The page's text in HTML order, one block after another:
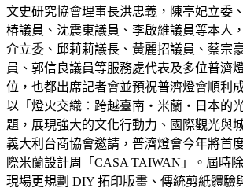
文史研究協會理事長洪忠義，陳亭妃立委
椿議員、沈震東議員、李啟維議員等本人
介立委、邱莉莉議長、黃麗招議員、蔡宗
員、郭信良議員等服務處代表及多位普濟
位，也都出席記者會並預祝普濟燈會順利
以「燈火交織：跨越臺南・米蘭・日本的
題，展現強大的文化行動力、國際觀光與
義大利台商協會邀請，普濟燈會今年將首
際米蘭設計周「CASA TAIWAN」。屆時
現場更規劃 DIY 拓印版畫、傳統剪紙體驗